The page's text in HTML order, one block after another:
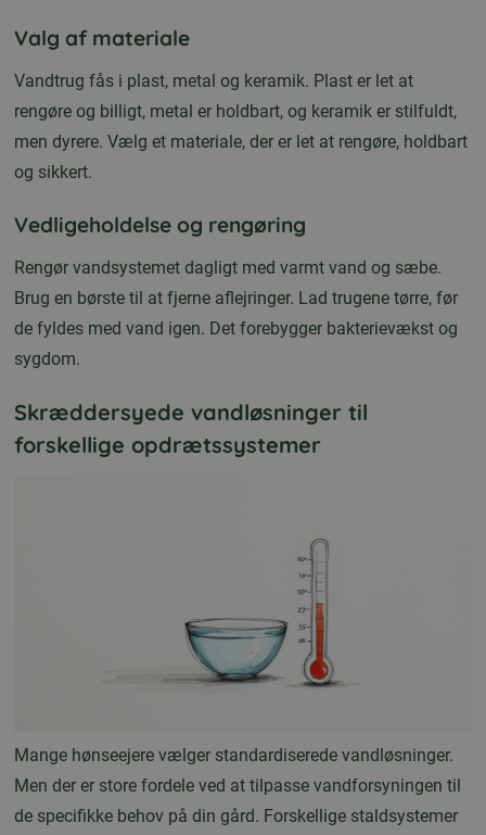
Valg af materiale
Vandtrug fås i plast, metal og keramik. Plast er let at
rengøre og billigt, metal er holdbart, og keramik er stilfuldt,
men dyrere. Vælg et materiale, der er let at rengøre, holdbart
og sikkert.
Vedligeholdelse og rengøring
Rengør vandsystemet dagligt med varmt vand og sæbe.
Brug en børste til at fjerne aflejringer. Lad trugene tørre, før
de fyldes med vand igen. Det forebygger bakterievækst og
sygdom.
Skræddersyede vandløsninger til
forskellige opdrætssystemer
Mange hønseejere vælger standardiserede vandløsninger.
Men der er store fordele ved at tilpasse vandforsyningen til
de specifikke behov på din gård. Forskellige staldsystemer